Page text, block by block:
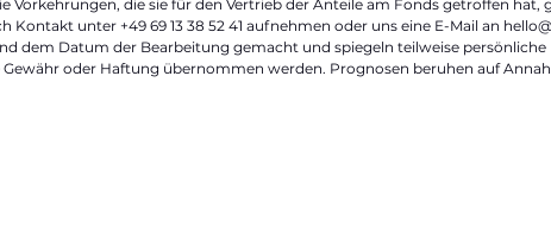
Vorkehrungen, die sie für den Vertrieb der Anteile am Fonds getroffen hat,
Kontakt unter +49 69 13 38 52 41 aufnehmen oder uns eine E-Mail an
dem Datum der Bearbeitung gemacht und spiegeln teilweise
oder Haftung übernommen werden. Prognosen beruhen auf